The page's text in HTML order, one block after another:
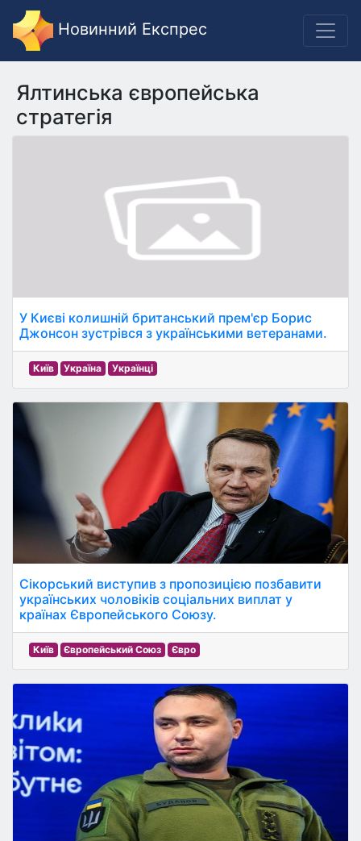
Новинний Експрес
Ялтинська європейська
стратегія
У Києві колишній британський прем'єр Борис
Джонсон зустрівся з українськими ветеранами.
Київ Україна Українці
Сікорський виступив з пропозицією позбавити
українських чоловіків соціальних виплат у
країнах Європейського Союзу.
Київ Європейський Союз Євро